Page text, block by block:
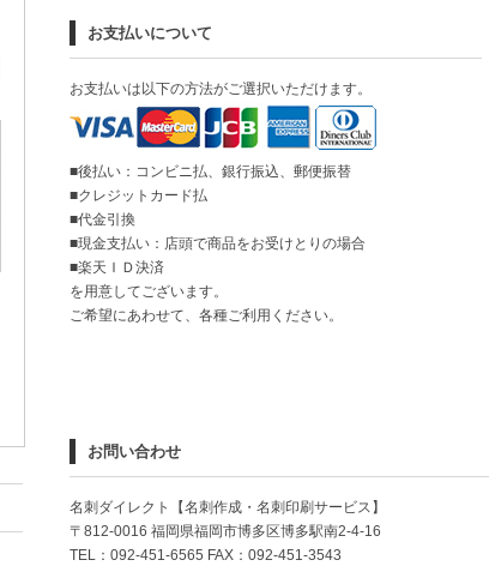
お支払いについて
お支払いは以下の方法がご選択いただけます。
■後払い：コンビニ払、銀行振込、郵便振替
■クレジットカード払
■代金引換
■現金支払い：店頭で商品をお受けとりの場合
■楽天ＩＤ決済
を用意してございます。
ご希望にあわせて、各種ご利用ください。
お問い合わせ
名刺ダイレクト【名刺作成・名刺印刷サービス】
〒812-0016 福岡県福岡市博多区博多駅南2-4-16
TEL：092-451-6565 FAX：092-451-3543